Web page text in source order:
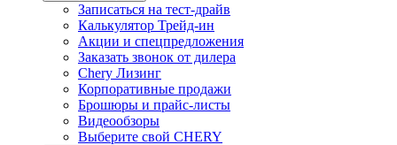
Записаться на тест-драйв
Калькулятор Трейд-ин
Акции и спецпредложения
Заказать звонок от дилера
Chery Лизинг
Корпоративные продажи
Брошюры и прайс-листы
Видеообзоры
Выберите свой CHERY